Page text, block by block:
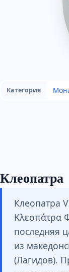
Категория
Клеопатра
Клеопатра
Κλεοπάτρα
последняя
из
(Лагидов).